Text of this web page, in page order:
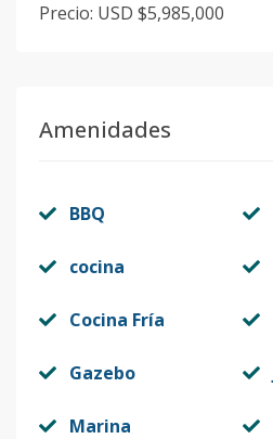
Precio: USD $5,985,000
Amenidades
BBQ
cocina
Cocina Fría
Gazebo
Marina